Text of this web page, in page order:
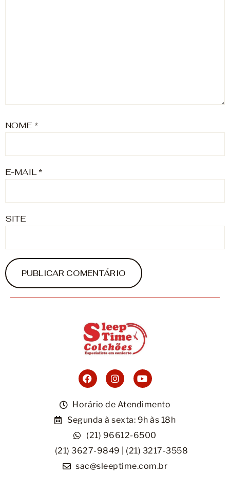
NOME *
E-MAIL*
SITE
Horário de Atendimento
Segunda à sexta: 9h às 18h
(21) 96612-6500
(21) 3627-9849 | (21) 3217-3558
sac@sleeptime.com.br